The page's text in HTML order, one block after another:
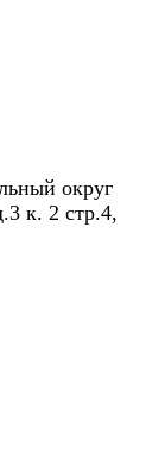
округ
к. 2 стр.4,